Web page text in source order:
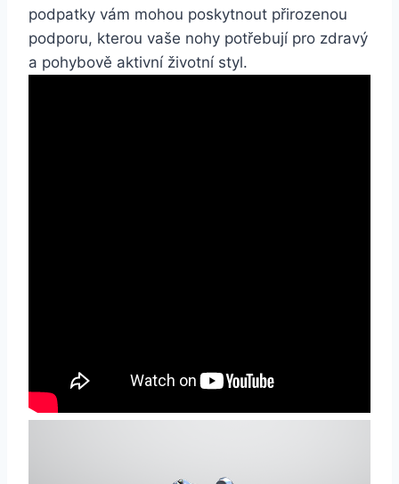
podpatky⁣ vám mohou poskytnout přirozenou
podporu, kterou vaše⁤ nohy ‌potřebují​ pro zdravý
a pohybově aktivní životní styl.